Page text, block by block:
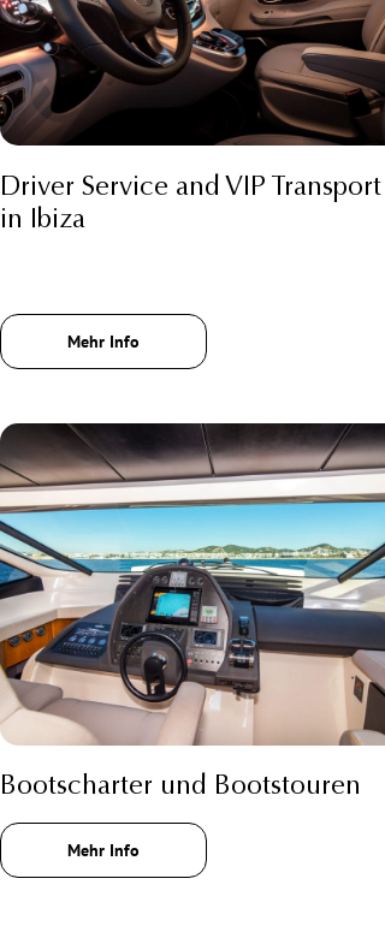
Driver Service and VIP Transport
in Ibiza
Mehr Info
Bootscharter und Bootstouren
Mehr Info